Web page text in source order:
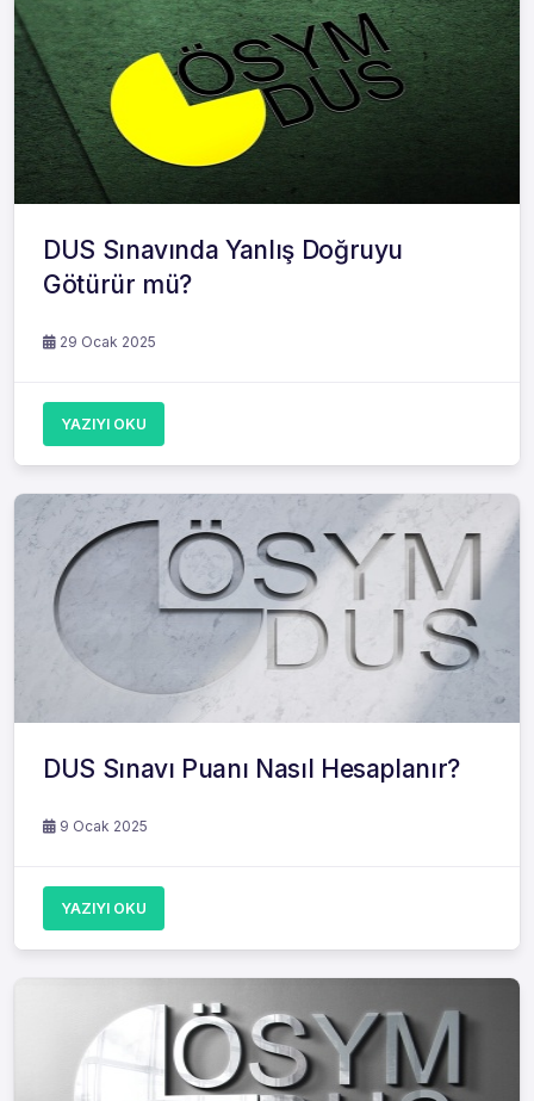
DUS Sınavında Yanlış Doğruyu
Götürür mü?
29 Ocak 2025
YAZIYI OKU
DUS Sınavı Puanı Nasıl Hesaplanır?
9 Ocak 2025
YAZIYI OKU